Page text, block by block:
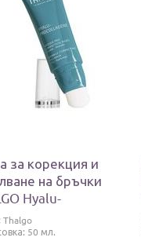
за корекция и
на бръчки
Hyalu-
Masque Pro
Rides
Thalgo
50 мл.